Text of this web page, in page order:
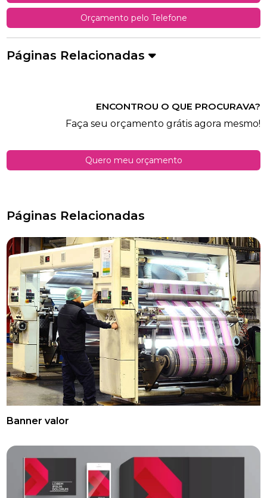
Orçamento pelo Telefone
Páginas Relacionadas
ENCONTROU O QUE PROCURAVA?
Faça seu orçamento grátis agora mesmo!
Quero meu orçamento
Páginas Relacionadas
Banner valor